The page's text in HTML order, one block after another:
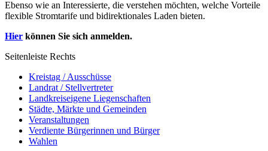
Ebenso wie an Interessierte, die verstehen möchten, welche Vorteile
flexible Stromtarife und bidirektionales Laden bieten.
Hier können Sie sich anmelden.
Seitenleiste Rechts
Kreistag / Ausschüsse
Landrat / Stellvertreter
Landkreiseigene Liegenschaften
Städte, Märkte und Gemeinden
Veranstaltungen
Verdiente Bürgerinnen und Bürger
Wahlen